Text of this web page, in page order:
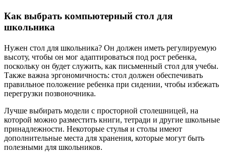
Как выбрать компьютерный стол для
школьника
Нужен стол для школьника? Он должен иметь регулируемую
высоту, чтобы он мог адаптироваться под рост ребенка,
поскольку он будет служить, как письменный стол для учебы.
Также важна эргономичность: стол должен обеспечивать
правильное положение ребенка при сидении, чтобы избежать
перегрузки позвоночника.
Лучше выбирать модели с просторной столешницей, на
которой можно разместить книги, тетради и другие школьные
принадлежности. Некоторые стулья и столы имеют
дополнительные места для хранения, которые могут быть
полезными для школьников.